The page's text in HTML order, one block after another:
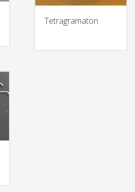
Tetragramaton